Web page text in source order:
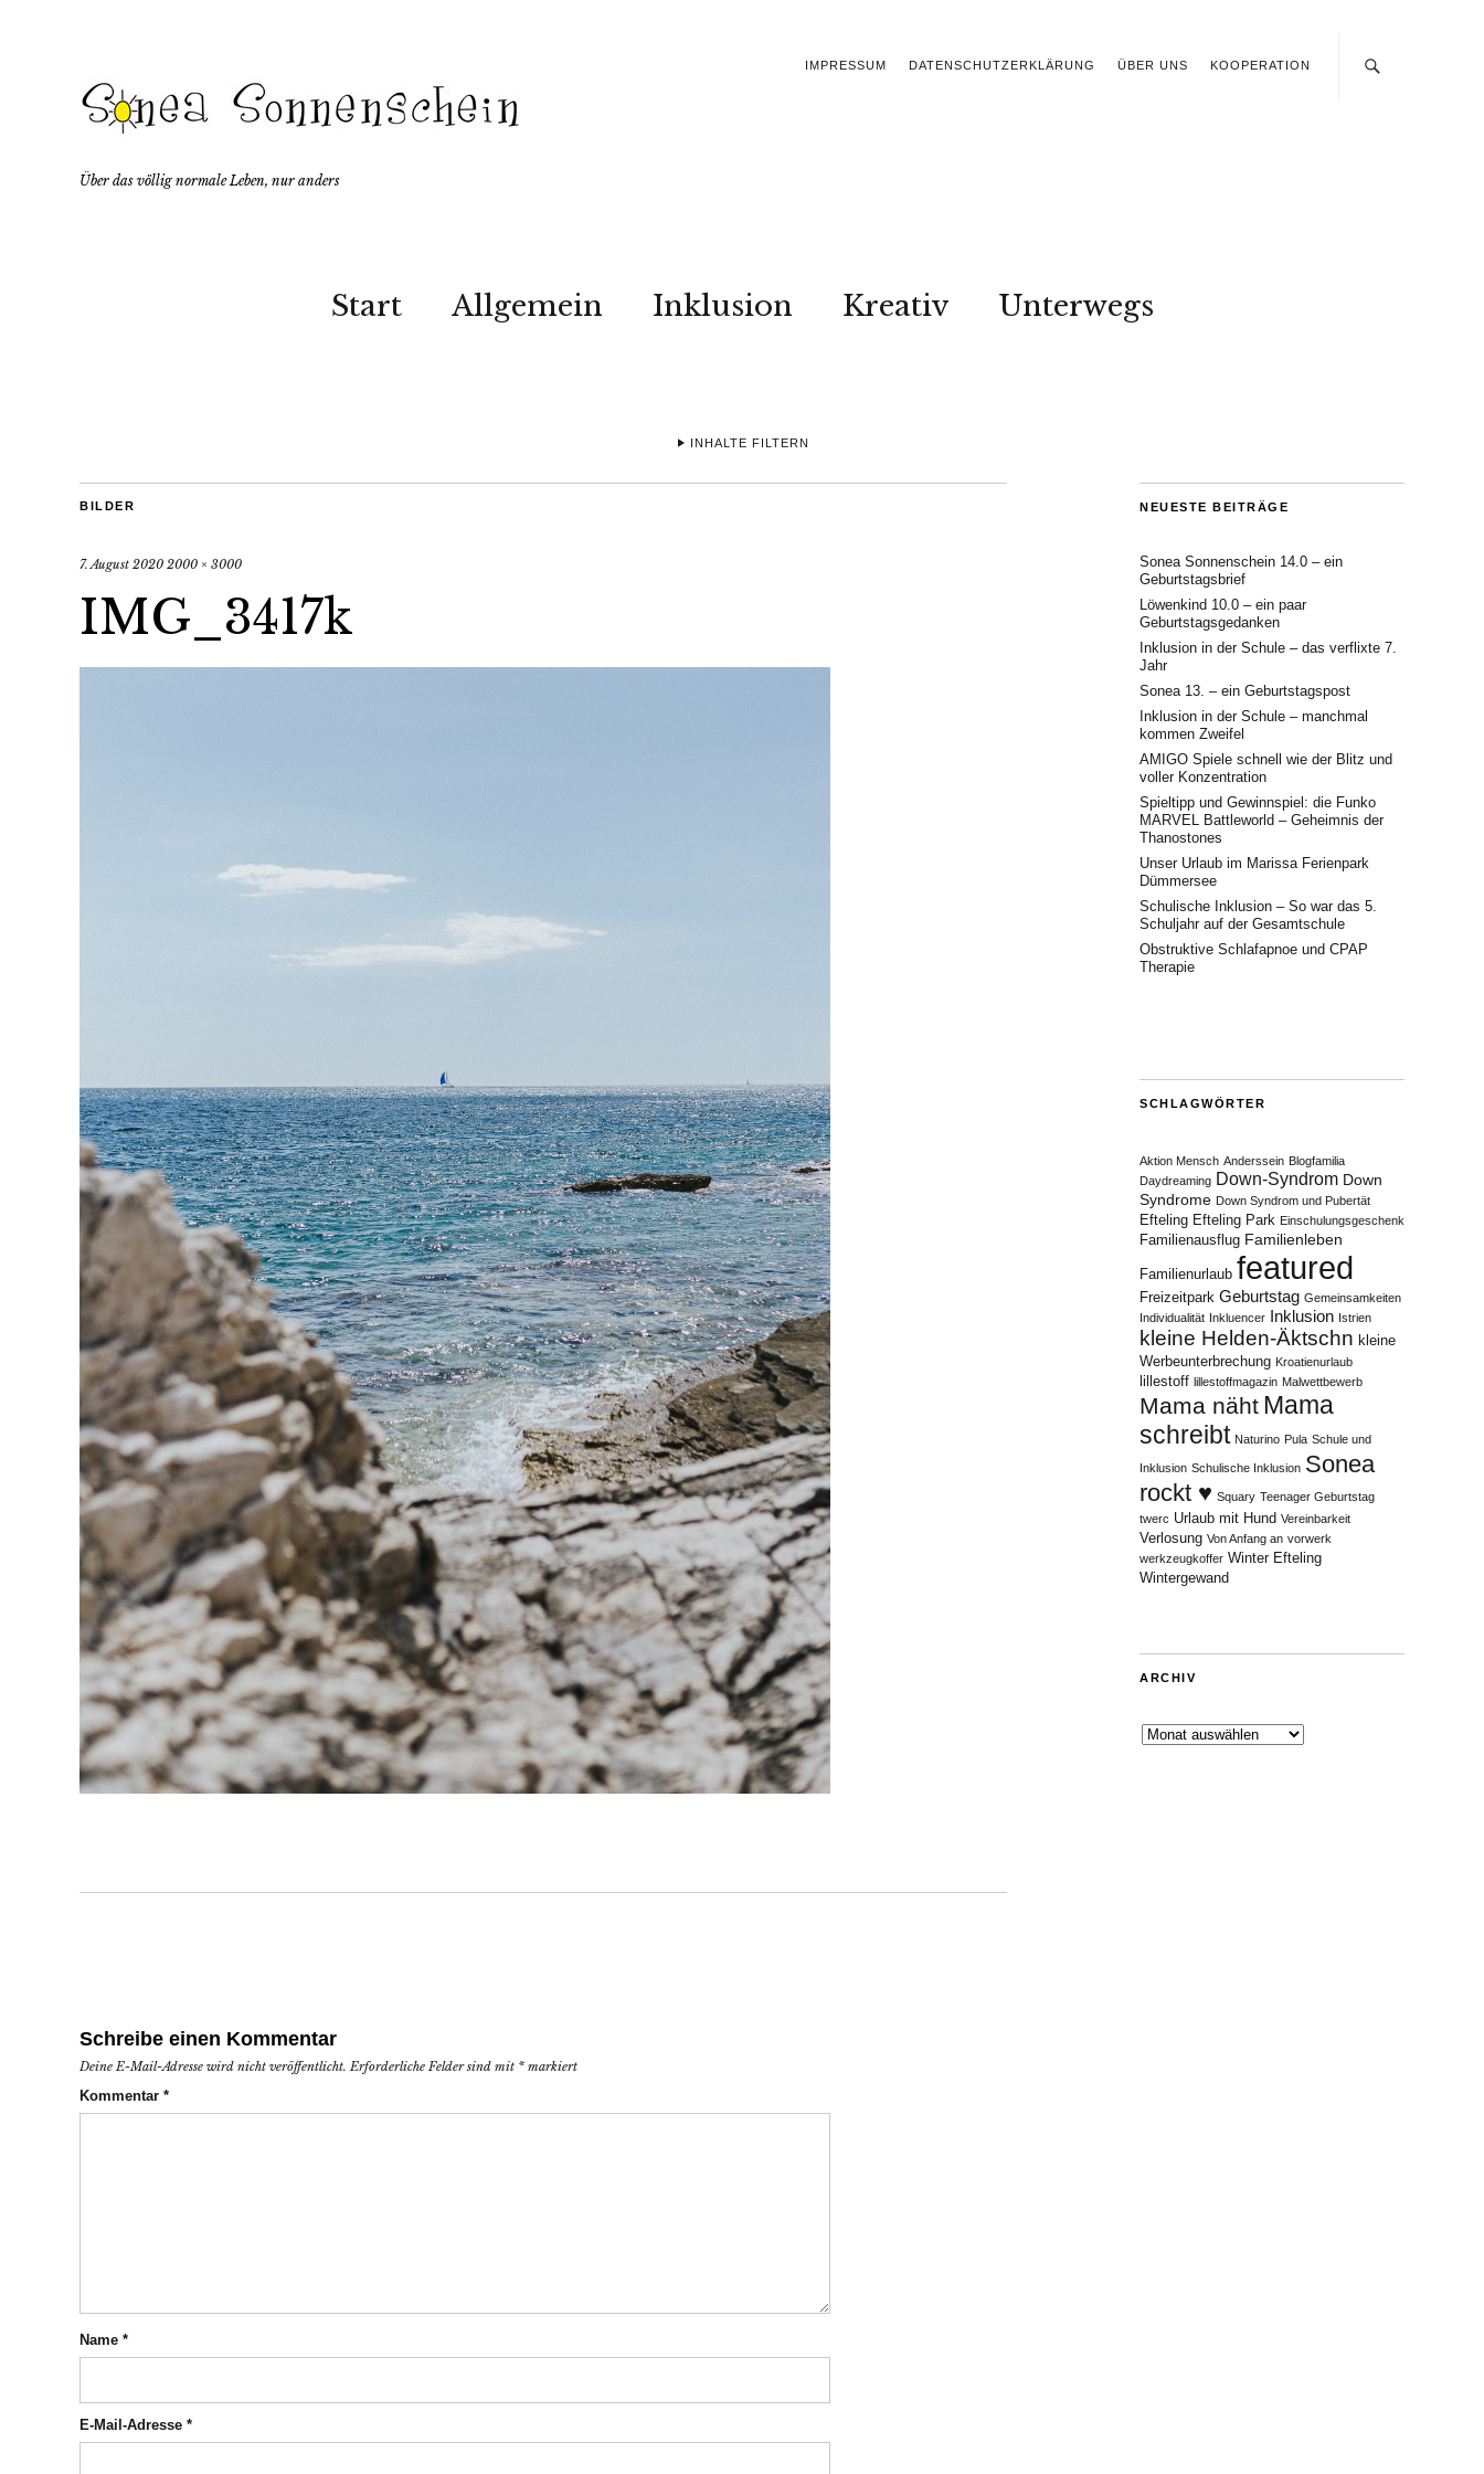
IMPRESSUM DATENSCHUTZERKLÄRUNG ÜBER UNS KOOPERATION
Über das völlig normale Leben, nur anders
Start Allgemein Inklusion Kreativ Unterwegs
INHALTE FILTERN
BILDER
7. August 2020 2000 × 3000
IMG_3417k
Schreibe einen Kommentar
Deine E-Mail-Adresse wird nicht veröffentlicht. Erforderliche Felder sind mit * markiert
Kommentar *
Name *
E-Mail-Adresse *
NEUESTE BEITRÄGE
Sonea Sonnenschein 14.0 – ein
Geburtstagsbrief
Löwenkind 10.0 – ein paar
Geburtstagsgedanken
Inklusion in der Schule – das verflixte 7.
Jahr
Sonea 13. – ein Geburtstagspost
Inklusion in der Schule – manchmal
kommen Zweifel
AMIGO Spiele schnell wie der Blitz und
voller Konzentration
Spieltipp und Gewinnspiel: die Funko
MARVEL Battleworld – Geheimnis der
Thanostones
Unser Urlaub im Marissa Ferienpark
Dümmersee
Schulische Inklusion – So war das 5.
Schuljahr auf der Gesamtschule
Obstruktive Schlafapnoe und CPAP
Therapie
SCHLAGWÖRTER
Aktion Mensch Anderssein Blogfamilia
Daydreaming Down-Syndrom Down
Syndrome Down Syndrom und Pubertät
Efteling Efteling Park Einschulungsgeschenk
Familienausflug Familienleben
Familienurlaub featured
Freizeitpark Geburtstag Gemeinsamkeiten
Individualität Inkluencer Inklusion Istrien
kleine Helden-Äktschn kleine
Werbeunterbrechung Kroatienurlaub
lillestoff lillestoffmagazin Malwettbewerb
Mama näht Mama
schreibt Naturino Pula Schule und
Inklusion Schulische Inklusion Sonea
rockt ♥ Squary Teenager Geburtstag
twerc Urlaub mit Hund Vereinbarkeit
Verlosung Von Anfang an vorwerk
werkzeugkoffer Winter Efteling
Wintergewand
ARCHIV
Archiv